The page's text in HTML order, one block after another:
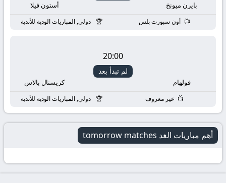
بايرن ميونخ أستون فيلا
أون سبورت بلس دولي, المباريات الودية للأندية
فولهام
20:00
لم تبدأ بعد
كريستال بالاس
غير معروف دولي, المباريات الودية للأندية
أهم مباريات الغد tomorrow matches